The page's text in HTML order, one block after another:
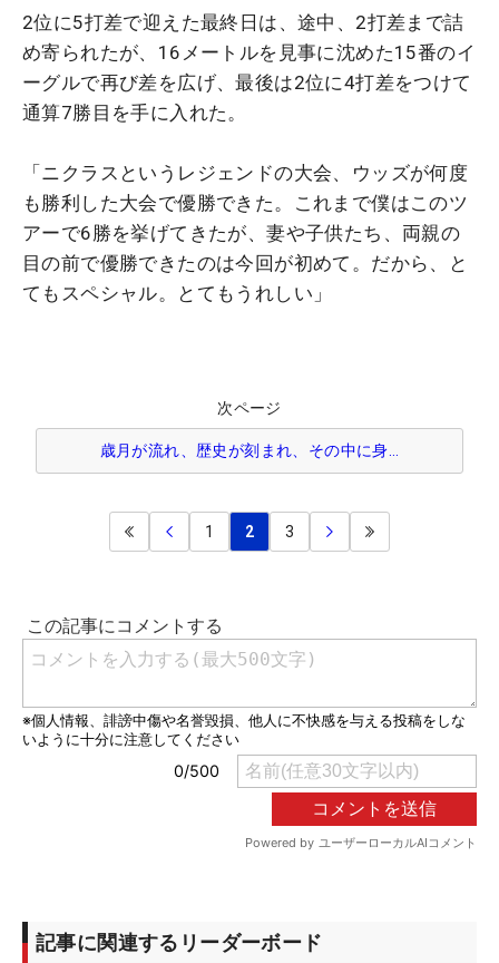
2位に5打差で迎えた最終日は、途中、2打差まで詰
め寄られたが、16メートルを見事に沈めた15番のイ
ーグルで再び差を広げ、最後は2位に4打差をつけて
通算7勝目を手に入れた。
「ニクラスというレジェンドの大会、ウッズが何度
も勝利した大会で優勝できた。これまで僕はこのツ
アーで6勝を挙げてきたが、妻や子供たち、両親の
目の前で優勝できたのは今回が初めて。だから、と
てもスペシャル。とてもうれしい」
次ページ
歳月が流れ、歴史が刻まれ、その中に身…
1 2 3
記事に関連するリーダーボード